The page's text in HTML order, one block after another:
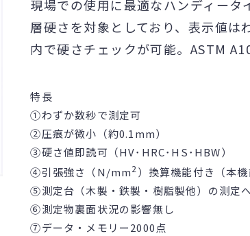
現場での使用に最適なハンディータ
層硬さを対象としており、表示値は
内で硬さチェックが可能。ASTM
特長
①わずか数秒で測定可
②圧痕が微小（約0.1mm）
③硬さ値即読可（HV･HRC･HS･HBW）
④引張強さ（N/mm2）換算機能付き（本
⑤測定台（木製・鉄製・樹脂製他）の測定
⑥測定物裏面状況の影響無し
⑦データ・メモリー2000点